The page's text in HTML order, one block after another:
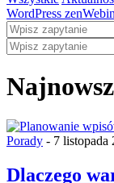
WordPress
Porady - 7 listopada
Dlaczego